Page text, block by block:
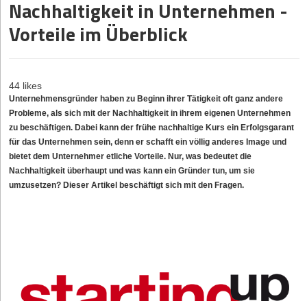
Nachhaltigkeit in Unternehmen -
Vorteile im Überblick
44 likes
Unternehmensgründer haben zu Beginn ihrer Tätigkeit oft ganz andere
Probleme, als sich mit der Nachhaltigkeit in ihrem eigenen Unternehmen
zu beschäftigen. Dabei kann der frühe nachhaltige Kurs ein Erfolgsgarant
für das Unternehmen sein, denn er schafft ein völlig anderes Image und
bietet dem Unternehmer etliche Vorteile. Nur, was bedeutet die
Nachhaltigkeit überhaupt und was kann ein Gründer tun, um sie
umzusetzen? Dieser Artikel beschäftigt sich mit den Fragen.